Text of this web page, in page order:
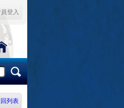
登入
回列表